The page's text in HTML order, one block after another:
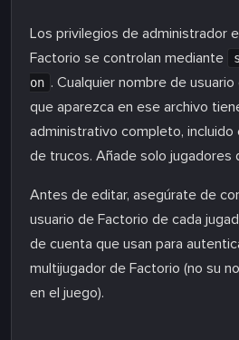
Los privilegios de administrador
Factorio se controlan mediante
on . Cualquier nombre de
que aparezca en ese archivo
administrativo completo, incluido
de trucos. Añade solo jugadores
Antes de editar, asegúrate de
usuario de Factorio de cada
de cuenta que usan para
multijugador de Factorio (no su
en el juego).